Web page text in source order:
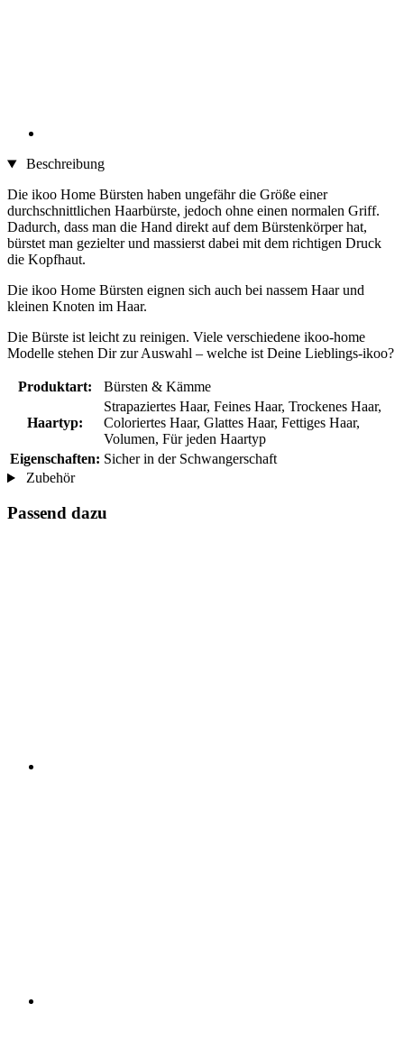
Beschreibung
Die ikoo Home Bürsten haben ungefähr die Größe einer
durchschnittlichen Haarbürste, jedoch ohne einen normalen Griff.
Dadurch, dass man die Hand direkt auf dem Bürstenkörper hat,
bürstet man gezielter und massierst dabei mit dem richtigen Druck
die Kopfhaut.
Die ikoo Home Bürsten eignen sich auch bei nassem Haar und
kleinen Knoten im Haar.
Die Bürste ist leicht zu reinigen. Viele verschiedene ikoo-home
Modelle stehen Dir zur Auswahl – welche ist Deine Lieblings-ikoo?
Produktart: Bürsten & Kämme
Haartyp:
Strapaziertes Haar, Feines Haar, Trockenes Haar,
Coloriertes Haar, Glattes Haar, Fettiges Haar,
Volumen, Für jeden Haartyp
Eigenschaften: Sicher in der Schwangerschaft
Zubehör
Passend dazu